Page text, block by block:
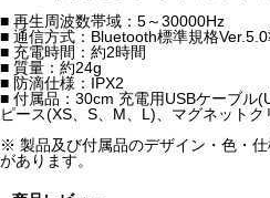
■ 再生周波数帯域：5～30000Hz
■ 通信方式：Bluetooth標準規格
■ 充電時間：約2時間
■ 質量：約24g
■ 防滴仕様：IPX2
■ 付属品：30cm 充電用USBケーブル
ピース(XS、S、M、L)、マグネットク
※ 製品及び付属品のデザイン・色・
があります。